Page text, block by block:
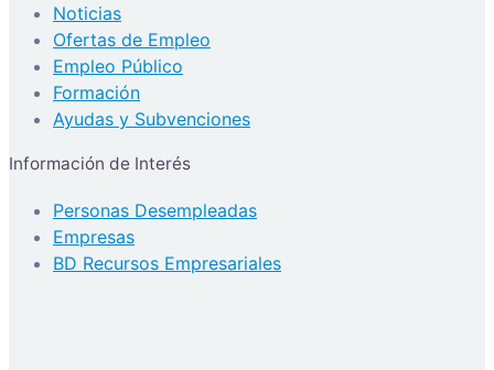
Noticias
Ofertas de Empleo
Empleo Público
Formación
Ayudas y Subvenciones
Información de Interés
Personas Desempleadas
Empresas
BD Recursos Empresariales